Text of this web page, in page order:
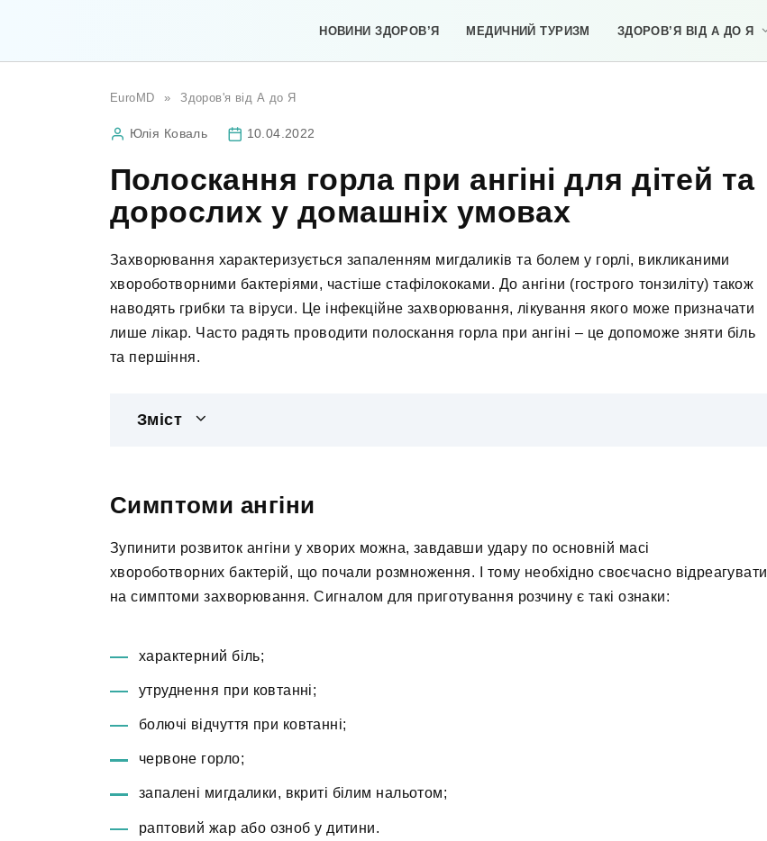
НОВИНИ ЗДОРОВ’Я МЕДИЧНИЙ ТУРИЗМ ЗДОРОВ’Я ВІД А ДО Я
EuroMD » Здоров'я від А до Я
Юлія Коваль 10.04.2022
Полоскання горла при ангіні для дітей та
дорослих у домашніх умовах
Захворювання характеризується запаленням мигдаликів та болем у горлі, викликаними
хвороботворними бактеріями, частіше стафілококами. До ангіни (гострого тонзиліту) також
наводять грибки та віруси. Це інфекційне захворювання, лікування якого може призначати
лише лікар. Часто радять проводити полоскання горла при ангіні – це допоможе зняти біль
та першіння.
Зміст
Симптоми ангіни
Зупинити розвиток ангіни у хворих можна, завдавши удару по основній масі
хвороботворних бактерій, що почали розмноження. І тому необхідно своєчасно відреагувати
на симптоми захворювання. Сигналом для приготування розчину є такі ознаки:
характерний біль;
утруднення при ковтанні;
болючі відчуття при ковтанні;
червоне горло;
запалені мигдалики, вкриті білим нальотом;
раптовий жар або озноб у дитини.